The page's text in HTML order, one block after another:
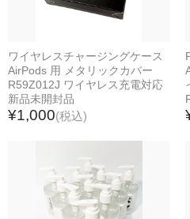
マウス
テンキー
カメラ・映像機器
ゲームパッド・コントローラ
ヘッドセット・イヤホン
外付けメモリー
まとめ売り・セット
車・バイク用品
ワイヤレスチャージングケース
AirPods 用 メタリックカバー
R59Z012J ワイヤレス充電対応
新品未開封品
¥1,000(税込)